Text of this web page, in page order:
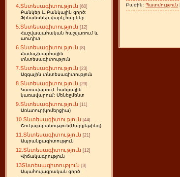
4.Տնտեսագիտություն [60]
Բանկեր և Բանկային գործ:
Ֆինանսներ,վարկ,հարկեր
5.Տնտեսագիտություն [12]
Հաշվապահական հաշվառում և
աուդիտ
6.Տնտեսագիտություն [8]
Համաշխարհային
տնտեսագիտություն
7.Տնտեսագիտություն [23]
Ազգային տնտեսագիտություն
8.Տնտեսագիտություն [29]
Կառավարում: հանրային
կառավարում: Մենեջմենտ
9.Տնտեսագիտություն [11]
Առևտուր(կոմերցիա)
10.Տնտեսագիտություն [44]
Շուկայաբանություն(Մարքեթինգ)
11.Տնտեսագիտություն [21]
Ապրանքագիտություն
12.Տնտեսագիտություն [12]
Վիճակագրություն
13Տնտեսագիտություն [3]
Ապահովագրական գործ
Բաժին: Պատմություն